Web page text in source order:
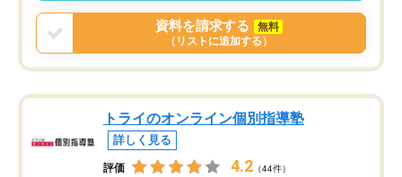
資料を請求する
無料
（リストに追加する）
トライのオンライン個別指導塾
詳しく見る
評価 4.2 （44件）